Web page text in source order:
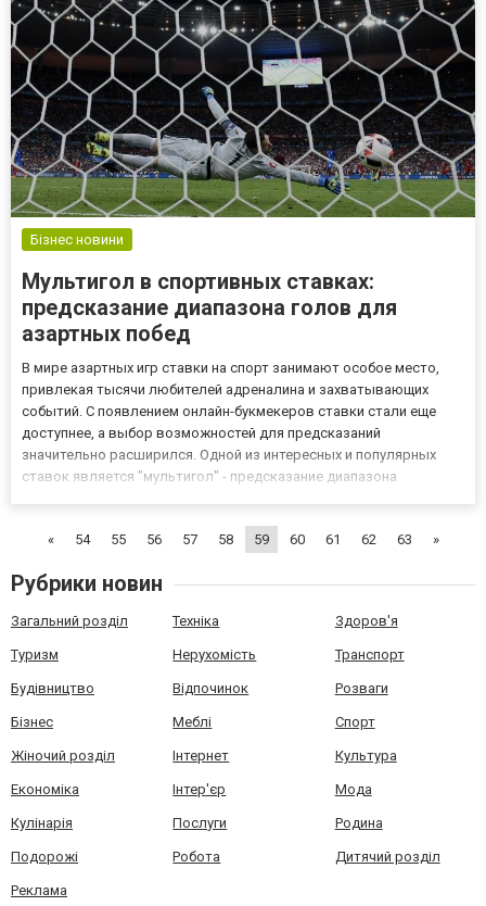
надежной бук...
Бізнес новини
Мультигол в спортивных ставках:
предсказание диапазона голов для
азартных побед
В мире азартных игр ставки на спорт занимают особое место,
привлекая тысячи любителей адреналина и захватывающих
событий. С появлением онлайн-букмекеров ставки стали еще
доступнее, а выбор возможностей для предсказаний
значительно расширился. Одной из интересных и популярных
ставок является "мультигол" - предсказание диапазона
ставочных энтуз...
« 54 55 56 57 58 59 60 61 62 63 »
Рубрики новин
Загальний розділ Техніка Здоров'я
Туризм Нерухомість Транспорт
Будівництво Відпочинок Розваги
Бізнес Меблі Спорт
Жіночий розділ Інтернет Культура
Економіка Інтер'єр Мода
Кулінарія Послуги Родина
Подорожі Робота Дитячий розділ
Реклама